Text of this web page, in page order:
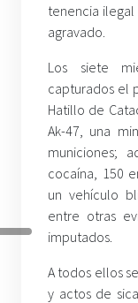
tenencia
agravado.
Los siete
capturados el
Hatillo de
Ak-47, una
municiones;
cocaína, 150
un vehículo
entre otras
imputados.
A todos ellos
y actos de